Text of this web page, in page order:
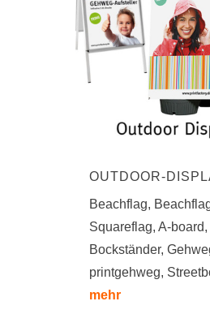
OUTDOOR-
Beachflag,
Squareflag, A-board,
Bockständer,
printgehweg,
mehr